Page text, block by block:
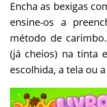
Encha as bexigas
ensine-os a
método de
(já cheios) na tinta
escolhida, a tela ou